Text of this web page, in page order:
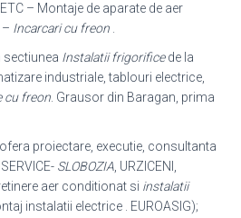
– Montaje de aparate de aer
Incarcari cu freon
sectiunea Instalatii frigorificede la
industriale, tablouri electrice,
cu freon . Grausor din Baragan, prima
proiectare, executie, consultanta
SLOBOZIA , URZICENI,
aer conditionat si instalatii
instalatii electrice . EUROASIG);